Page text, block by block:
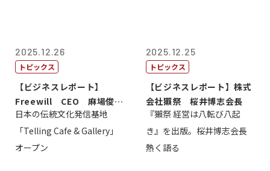
2025.12.26
トピックス
【ビジネスレポート】
Freewill CEO 麻場俊行
氏
日本の伝統文化発信基地
「Telling Cafe & Gallery」
オープン
2025.12.25
トピックス
【ビジネスレポート】株式
会社獺祭 桜井博志会長
『獺祭 経営は八転び八起
き』を出版。桜井博志会長
熱く語る